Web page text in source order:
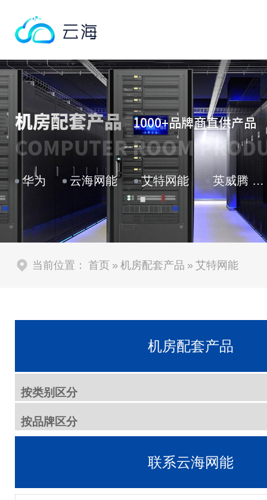
机房配套产品 1000+品牌商直供产品
COMPUTER ROOM
华为 云海网能 艾特网能 英威腾 …
当前位置： 首页 » 机房配套产品 » 艾特网能
机房配套产品
按类别区分
按品牌区分
联系云海网能